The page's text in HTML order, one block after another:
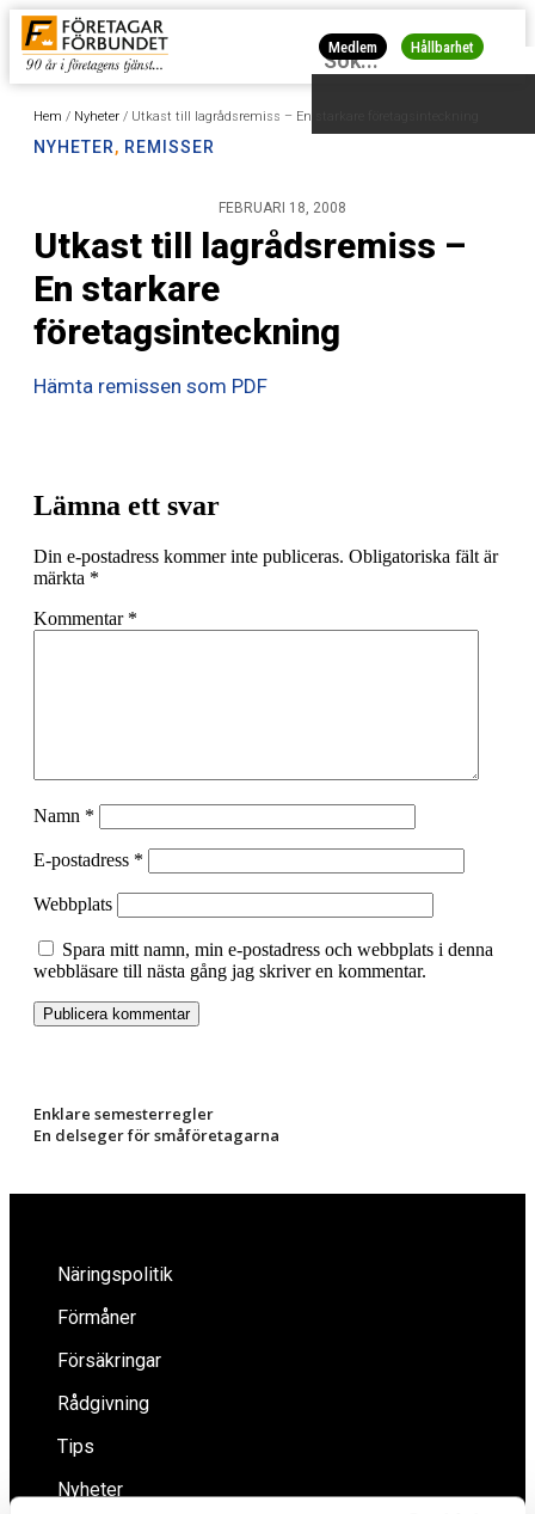
Medlem Hållbarhet
Hem / Nyheter / Utkast till lagrådsremiss – En starkare företagsinteckning
NYHETER, REMISSER
FEBRUARI 18, 2008
Utkast till lagrådsremiss –
En starkare
företagsinteckning
Hämta remissen som PDF
Lämna ett svar
Din e-postadress kommer inte publiceras. Obligatoriska fält är
märkta *
Kommentar *
Namn *
E-postadress *
Webbplats
Spara mitt namn, min e-postadress och webbplats i denna
webbläsare till nästa gång jag skriver en kommentar.
Enklare semesterregler
En delseger för småföretagarna
Näringspolitik
Förmåner
Försäkringar
Rådgivning
Tips
Nyheter